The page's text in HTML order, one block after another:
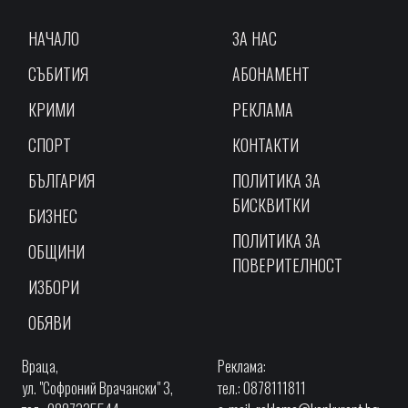
НАЧАЛО
СЪБИТИЯ
КРИМИ
СПОРТ
БЪЛГАРИЯ
БИЗНЕС
ОБЩИНИ
ИЗБОРИ
ОБЯВИ
ЗА НАС
АБОНАМЕНТ
РЕКЛАМА
КОНТАКТИ
ПОЛИТИКА ЗА
БИСКВИТКИ
ПОЛИТИКА ЗА
ПОВЕРИТЕЛНОСТ
Враца,
ул. "Софроний Врачански" 3,
Реклама:
тел.: 0878111811